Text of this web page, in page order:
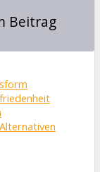
Beitrag